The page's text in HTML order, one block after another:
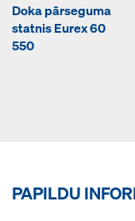
Doka pārseguma
statnis Eurex 60
550
PAPILDU